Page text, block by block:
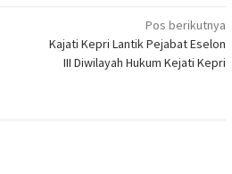
Pos berikutnya
Kajati Kepri Lantik Pejabat Eselon
III Diwilayah Hukum Kejati Kepri